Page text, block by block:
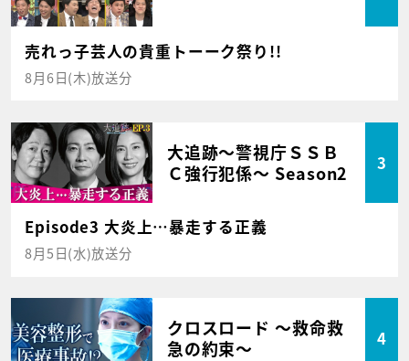
売れっ子芸人の貴重トーーク祭り!!
8月6日(木)放送分
大追跡～警視庁ＳＳＢ
Ｃ強行犯係～ Season2
3
Episode3 大炎上…暴走する正義
8月5日(水)放送分
クロスロード ～救命救
急の約束～
4